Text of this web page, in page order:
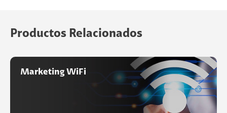
Productos Relacionados
Marketing WiFi